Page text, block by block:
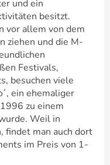
und ein
besitzt.
vor allem von dem
ziehen und die M-
Festivals,
besuchen viele
ein ehemaliger
zu einem
Weil in
findet man auch dort
im Preis von 1-